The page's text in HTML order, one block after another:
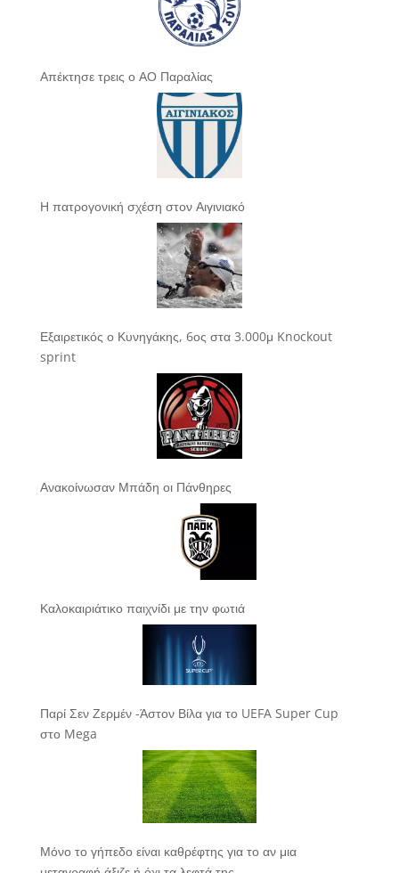
Απέκτησε τρεις ο ΑΟ Παραλίας
Η πατρογονική σχέση στον Αιγινιακό
Εξαιρετικός ο Κυνηγάκης, 6ος στα 3.000μ Knockout
sprint
Ανακοίνωσαν Μπάδη οι Πάνθηρες
Καλοκαιριάτικο παιχνίδι με την φωτιά
Παρί Σεν Ζερμέν -Άστον Βίλα για το UEFA Super Cup
στο Mega
Μόνο το γήπεδο είναι καθρέφτης για το αν μια